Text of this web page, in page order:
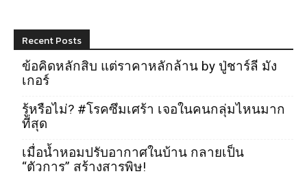
Recent Posts
ข้อคิดหลักสิบ แต่ราคาหลักล้าน by ปู่ชาร์ลี มัง
เกอร์
รู้หรือไม่? #โรคซึมเศร้า เจอในคนกลุ่มไหนมาก
ที่สุด
เมื่อน้ำหอมปรับอากาศในบ้าน กลายเป็น
“ตัวการ” สร้างสารพิษ!